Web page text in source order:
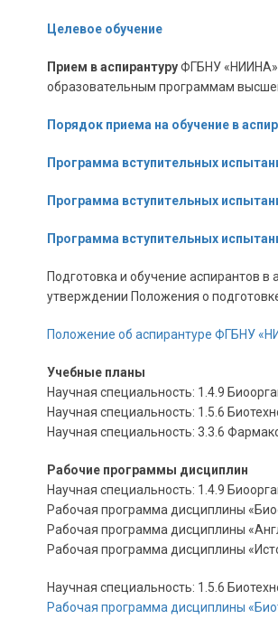
Целевое обучение
Прием в аспирантуруФГБНУ «НИИНА»
образовательным программам
Порядок приема на обучение в
Программа вступительных
Программа вступительных
Программа вступительных
Подготовка и обучение аспирантов
утверждении Положения о
Положение об аспирантуре ФГБНУ
Учебные планы
Научная специальность: 1.4.9
Научная специальность: 1.5.6
Научная специальность: 3.3.6
Рабочие программы дисциплин
Научная специальность: 1.4.9
Рабочая программа дисциплины
Рабочая программа дисциплины
Рабочая программа дисциплины
Научная специальность: 1.5.6
Рабочая программа дисциплины